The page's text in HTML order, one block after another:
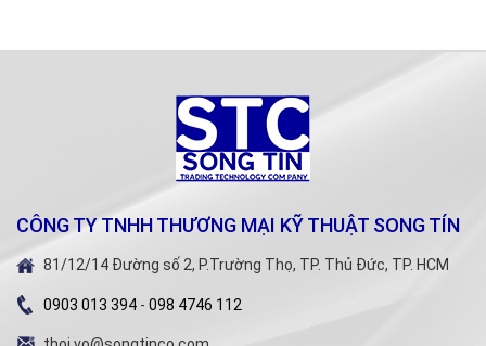
CÔNG TY TNHH THƯƠNG MẠI KỸ THUẬT SONG TÍN
81/12/14 Đường số 2, P.Trường Thọ, TP. Thủ Đức, TP. HCM
0903 013 394 - 098 4746 112